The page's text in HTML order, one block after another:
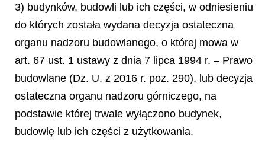
3) budynków, budowli lub ich części, w odniesieniu
do których została wydana decyzja ostateczna
organu nadzoru budowlanego, o której mowa w
art. 67 ust. 1 ustawy z dnia 7 lipca 1994 r. – Prawo
budowlane (Dz. U. z 2016 r. poz. 290), lub decyzja
ostateczna organu nadzoru górniczego, na
podstawie której trwale wyłączono budynek,
budowlę lub ich części z użytkowania.